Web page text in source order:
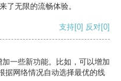
了无限的流畅体验。
支持[0] 反对[0]
一些新功能。比如，可以增加
据网络情况自动选择最优的线